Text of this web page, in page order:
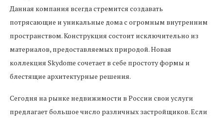
Данная компания всегда стремится создавать
потрясающие и уникальные дома с огромным внутренним
пространством. Конструкция состоит исключительно из
материалов, предоставляемых природой. Новая
коллекция Skydome сочетает в себе простоту формы и
блестящие архитектурные решения.
Сегодня на рынке недвижимости в России свои услуги
предлагает большое число различных застройщиков. Если